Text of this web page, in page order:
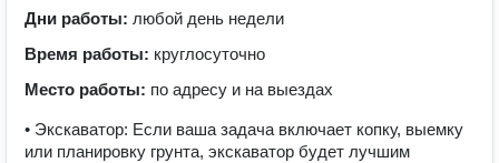
Дни работы: любой день недели
Время работы: круглосуточно
Место работы: по адресу и на выездах
• Экскаватор: Если ваша задача включает копку, выемку
или планировку грунта, экскаватор будет лучшим